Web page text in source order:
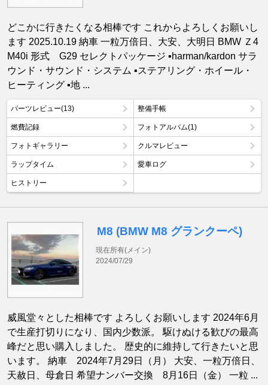
どこかに行きたくなる相棒です これからよろしくお願いし
ます 2025.10.19 納車 一粒万倍日、大安、大明日 BMW Ｚ4
M40i 形式 G29 セレクトパッケージ ▪️harman/kardon サラ
ウンド・サウンド・システム ▪️ステアリング・ホイール・
ヒーティング ▪️地 ...
パーツレビュー(13) 整備手帳
燃費記録 フォトアルバム(1)
フォトギャラリー クルマレビュー
ラップタイム 愛車ログ
ヒストリー
M8 (BMW M8 グランクーペ)
現在所有(メイン)
2024/07/29
威風堂々とした相棒です よろしくお願いします 2024年6月
で生産打切りになり、国内少数派。 駆けぬける歓びの最高
峰だと思い購入しました。 歴史的に維持して行きたいと思
います。 納車 2024年7月29日（月） 大安、一粒万倍日、
天赦日、母倉日 希望ナンバー交換 8月16日（金） 一粒 ...